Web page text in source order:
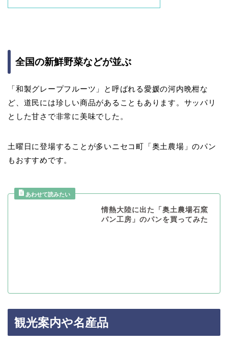
全国の新鮮野菜などが並ぶ
「和製グレープフルーツ」と呼ばれる愛媛の河内晩柑な
ど、道民には珍しい商品があることもあります。サッパリ
とした甘さで非常に美味でした。
土曜日に登場することが多いニセコ町「奥土農場」のパン
もおすすめです。
情熱大陸に出た「奥土農場石窯
パン工房」のパンを買ってみた
観光案内や名産品